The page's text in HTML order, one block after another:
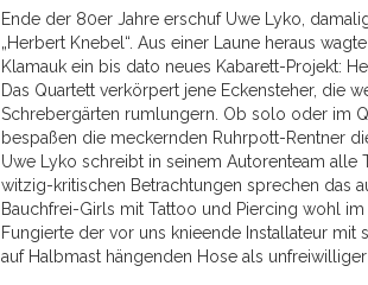
Ende der 80er Jahre erschuf Uwe Lyko,
„Herbert Knebel“. Aus einer Laune heraus
Klamauk ein bis dato neues Kabarett-Projekt:
Das Quartett verkörpert jene Eckensteher, die
Schrebergärten rumlungern. Ob solo oder im
bespaßen die meckernden Ruhrpott-Rentner
Uwe Lyko schreibt in seinem Autorenteam alle
witzig-kritischen Betrachtungen sprechen das
Bauchfrei-Girls mit Tattoo und Piercing wohl
Fungierte der vor uns knieende Installateur mit
auf Halbmast hängenden Hose als